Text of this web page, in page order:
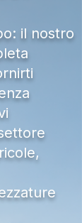
il nostro